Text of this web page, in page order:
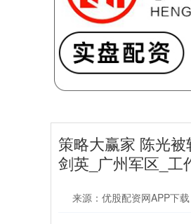
策略大赢家 陈光
剑英_广州军区_工
来源：优股配资网APP下载